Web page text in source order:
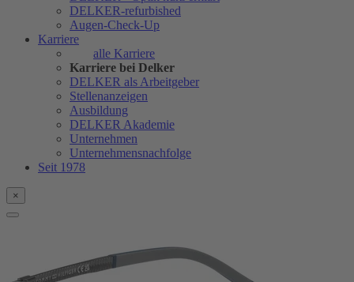
DELKER-refurbished
Augen-Check-Up
Karriere
alle Karriere
Karriere bei Delker
DELKER als Arbeitgeber
Stellenanzeigen
Ausbildung
DELKER Akademie
Unternehmen
Unternehmensnachfolge
Seit 1978
×